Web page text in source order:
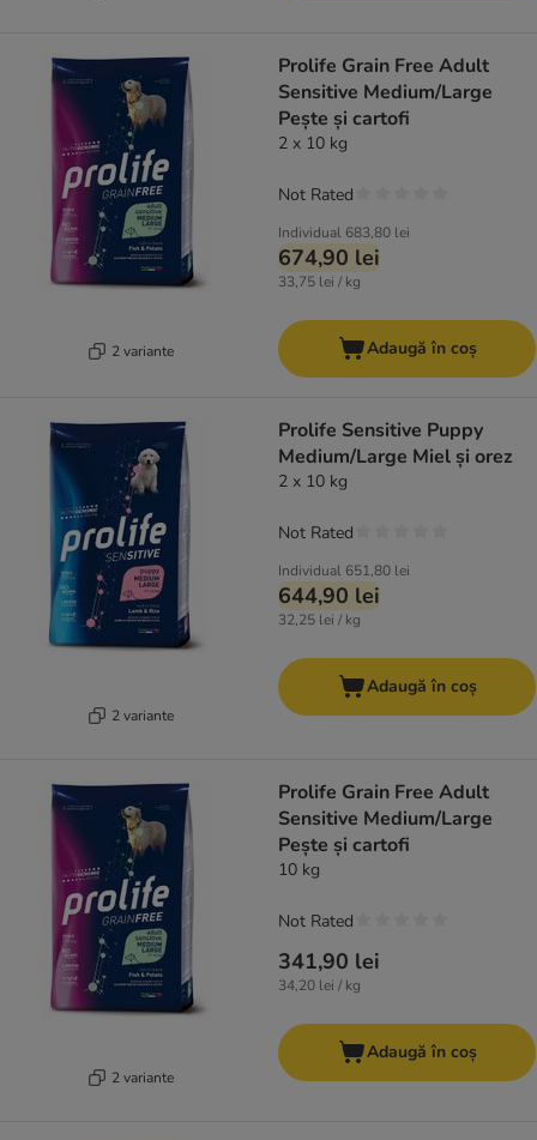
2 variante
Prolife Grain Free Adult
Sensitive Medium/Large
Pește și cartofi
2 x 10 kg
Individual 683,80 lei
674,90 lei
33,75 lei / kg
Not Rated
Adaugă în coș
2 variante
Prolife Sensitive Puppy
Medium/Large Miel și orez
2 x 10 kg
Individual 651,80 lei
644,90 lei
32,25 lei / kg
Not Rated
Adaugă în coș
2 variante
Prolife Grain Free Adult
Sensitive Medium/Large
Pește și cartofi
10 kg
341,90 lei
34,20 lei / kg
Not Rated
Adaugă în coș